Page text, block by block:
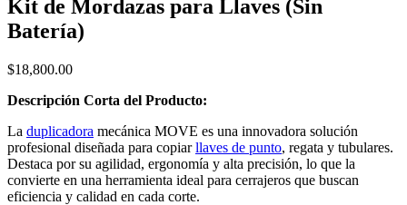
Kit de Mordazas para Llaves (Sin
Batería)
$18,800.00
Descripción Corta del Producto:
La duplicadora mecánica MOVE es una innovadora solución
profesional diseñada para copiarllaves de punto, regata y tubulares.
Destaca por su agilidad, ergonomía y alta precisión, lo que la
convierte en una herramienta ideal para cerrajeros que buscan
eficiencia y calidad en cada corte.